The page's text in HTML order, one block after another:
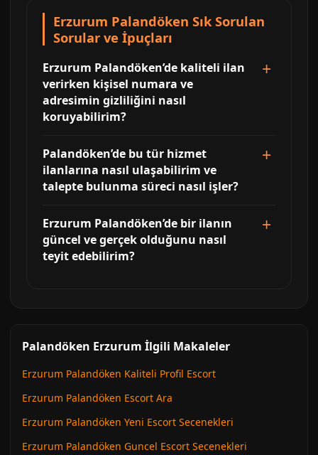
Erzurum Palandöken Sık Sorulan
Sorular ve İpuçları
Erzurum Palandöken’de kaliteli ilan
verirken kişisel numara ve
adresimin gizliliğini nasıl
koruyabilirim?
Palandöken’de bu tür hizmet
ilanlarına nasıl ulaşabilirim ve
talepte bulunma süreci nasıl işler?
Erzurum Palandöken’de bir ilanın
güncel ve gerçek olduğunu nasıl
teyit edebilirim?
Palandöken Erzurum İlgili Makaleler
Erzurum Palandöken Kaliteli Profil Escort
Erzurum Palandöken Escort Ara
Erzurum Palandöken Yeni Escort Secenekleri
Erzurum Palandöken Guncel Escort Secenekleri